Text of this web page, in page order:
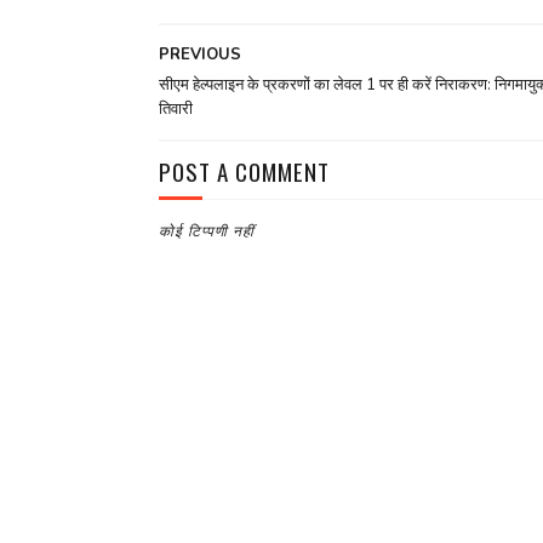
PREVIOUS
सीएम हेल्पलाइन के प्रकरणों का लेवल 1 पर ही करें निराकरण:
तिवारी
POST A COMMENT
कोई टिप्पणी नहीं